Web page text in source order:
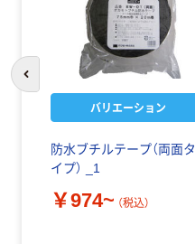
バリエーション
防水ブチルテープ（両面タ
イプ） _1
￥974~ （税込）
前のスライドへ